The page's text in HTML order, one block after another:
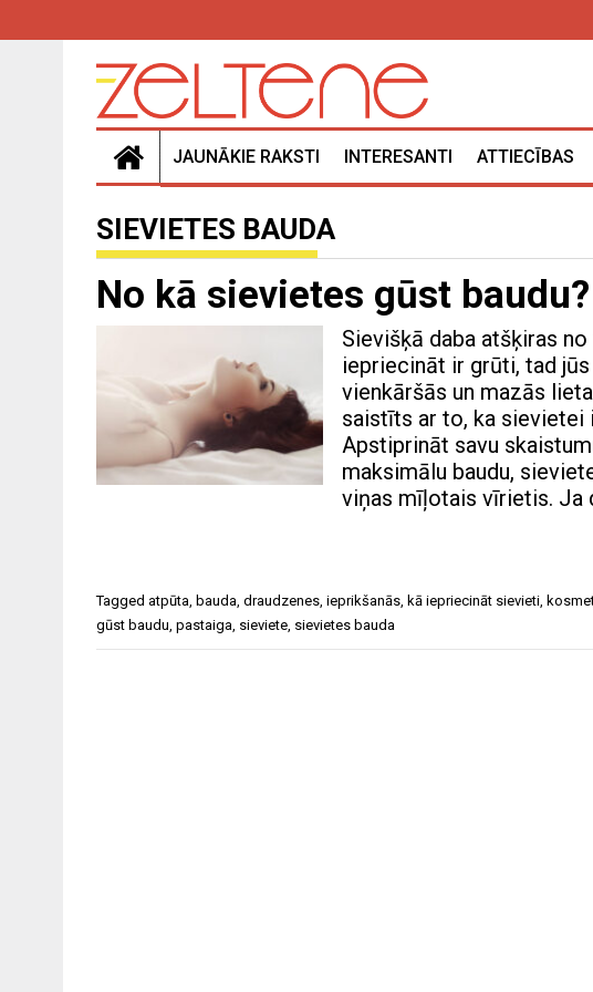
JAUNĀKIE RAKSTI INTERESANTI ATTIECĪBAS
SIEVIETES BAUDA
No kā sievietes gūst baudu?
Sievišķā daba atšķiras
iepriecināt ir grūti, tad
vienkāršās un mazās
saistīts ar to, ka sievietei
Apstiprināt savu
maksimālu baudu,
viņas mīļotais vīrietis. Ja
Tagged atpūta, bauda, draudzenes, ieprikšanās, kā iepriecināt sievieti,
gūst baudu, pastaiga, sieviete, sievietes bauda